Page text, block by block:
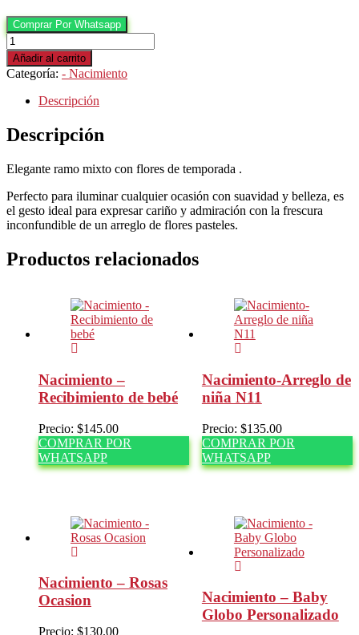
Comprar Por Whatsapp
Nacimiento
-
Box
floral
FIORELLA
cantidad
Añadir al carrito
Categoría: - Nacimiento
Descripción
Descripción
Elegante ramo mixto con flores de temporada .
Perfecto para iluminar cualquier ocasión con suavidad y belleza, es
el gesto ideal para expresar cariño y admiración con la frescura
inconfundible de un arreglo de flores pasteles.
Productos relacionados
Nacimiento –
Recibimiento de bebé
Precio: $145.00
COMPRAR POR
WHATSAPP
Nacimiento-Arreglo de
niña N11
Precio: $135.00
COMPRAR POR
WHATSAPP
Nacimiento – Rosas
Ocasion
Precio: $130.00
Nacimiento – Baby
Globo Personalizado